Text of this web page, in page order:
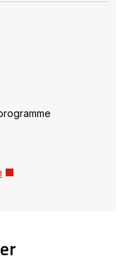
Ce
nouvelle